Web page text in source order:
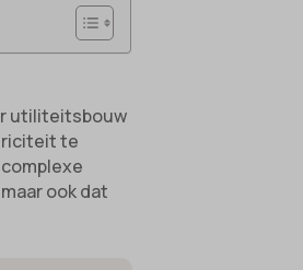
utiliteitsbouw
te
ook dat